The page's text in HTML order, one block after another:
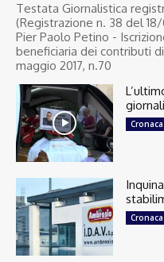
Testata Giornalistica
(Registrazione n. 38 del
Pier Paolo Petino -
beneficiaria dei contributi
maggio 2017, n.70
Cronaca
Cronaca